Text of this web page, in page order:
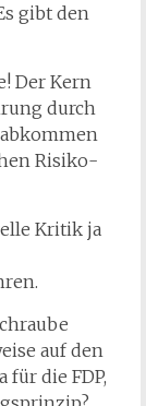
gibt den
Der Kern
durch
Risiko-
Kritik ja
auf den
die FDP,